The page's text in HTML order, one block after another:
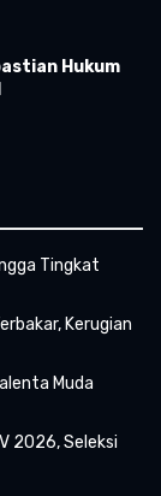
Hukum
Tingkat
Kerugian
Muda
2026, Seleksi